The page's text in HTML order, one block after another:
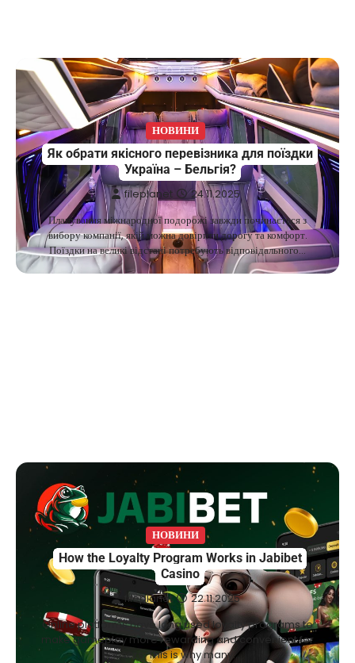
НОВИНИ
Як обрати якісного перевізника для поїздки
Україна – Бельгія?
fileplanet 24.11.2025
Планування міжнародної подорожі завжди починається з
вибору компанії, якій можна довірити дорогу та комфорт.
Поїздки на великі відстані потребують відповідального…
НОВИНИ
How the Loyalty Program Works in Jabibet
Casino
fileplanet 22.11.2025
Online platforms have long used loyalty programs to
make gameplay more rewarding and convenient for
users. This is why many…